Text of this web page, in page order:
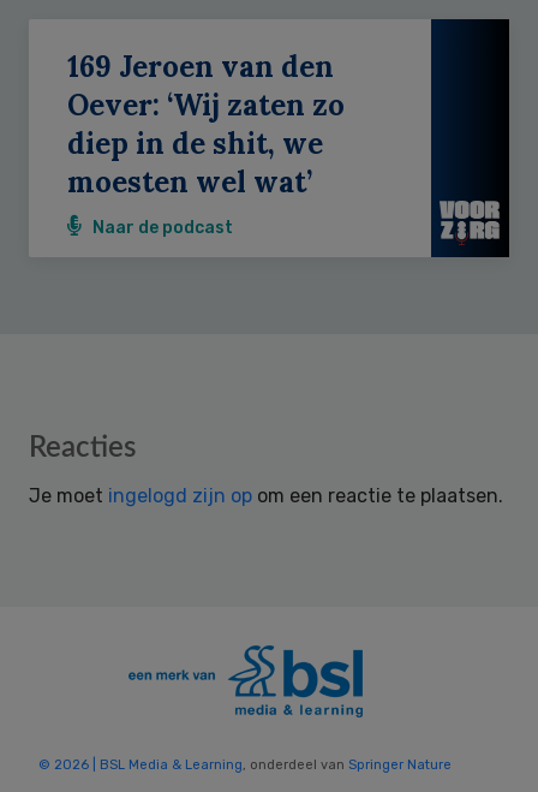
169 Jeroen van den
Oever: ‘Wij zaten zo
diep in de shit, we
moesten wel wat’
Naar de podcast
Reader
Reacties
Je moet ingelogd zijn op om een reactie te plaatsen.
© 2026 | BSL Media & Learning, onderdeel van Springer Nature